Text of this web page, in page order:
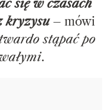
się w czasach
kryzysu– mówi
stąpać po
.